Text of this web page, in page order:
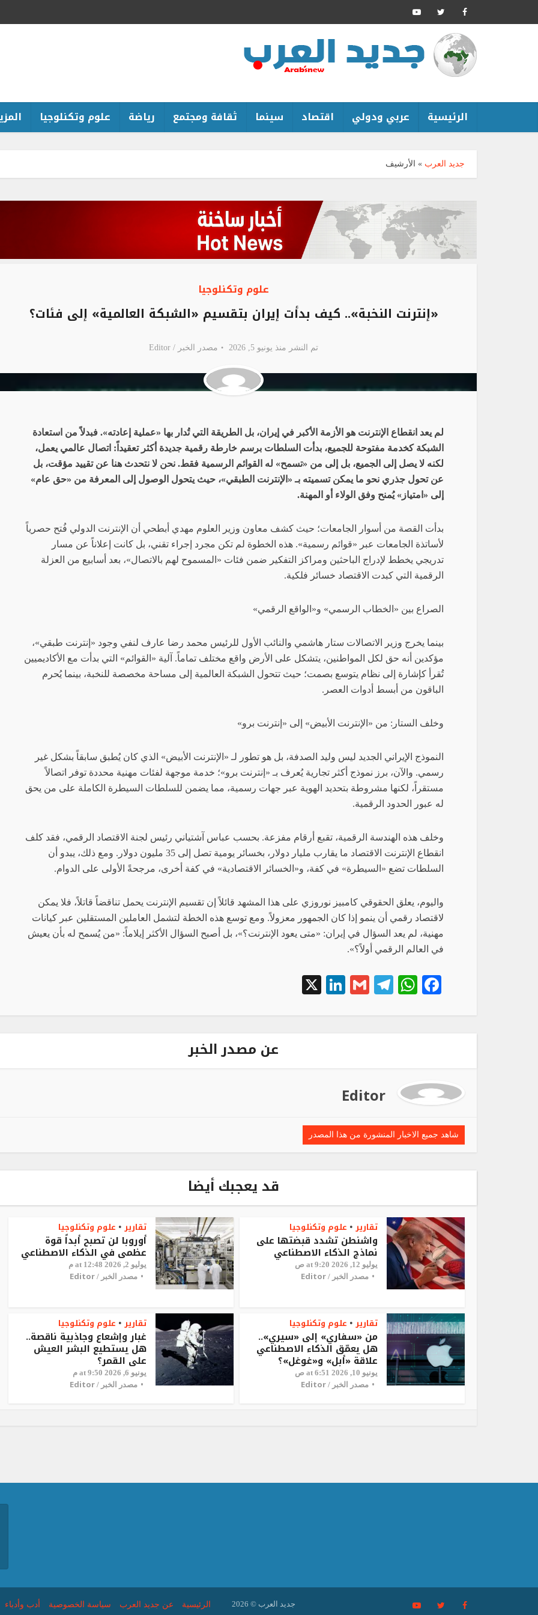
الرئيسية عربي ودولي اقتصاد سينما ثقافة ومجتمع رياضة علوم وتكنلوجيا
جديد العرب » الأرشيف
علوم وتكنلوجيا
«إنترنت النخبة».. كيف بدأت إيران بتقسيم «الشبكة العالمية» إلى فئات؟
تم النشر منذ يونيو 5, 2026 مصدر الخبر / Editor
لم يعد انقطاع الإنترنت هو الأزمة الأكبر في إيران، بل الطريقة التي تُدار بها «عملية إعادته». فبدلاً من استعادة
الشبكة كخدمة مفتوحة للجميع، بدأت السلطات برسم خارطة رقمية جديدة أكثر تعقيداً: اتصال عالمي يعمل،
لكنه لا يصل إلى الجميع، بل إلى من «تسمح» له القوائم الرسمية فقط. نحن لا نتحدث هنا عن تقييد مؤقت، بل
عن تحول جذري نحو ما يمكن تسميته بـ «الإنترنت الطبقي»، حيث يتحول الوصول إلى المعرفة من «حق عام»
إلى «امتياز» يُمنح وفق الولاء أو المهنة.
بدأت القصة من أسوار الجامعات؛ حيث كشف معاون وزير العلوم مهدي أبطحي أن الإنترنت الدولي فُتح حصرياً
لأساتذة الجامعات عبر «قوائم رسمية». هذه الخطوة لم تكن مجرد إجراء تقني، بل كانت إعلاناً عن مسار
تدريجي يخطط لإدراج الباحثين ومراكز التفكير ضمن فئات «المسموح لهم بالاتصال»، بعد أسابيع من العزلة
الرقمية التي كبدت الاقتصاد خسائر فلكية.
الصراع بين «الخطاب الرسمي» و«الواقع الرقمي»
بينما يخرج وزير الاتصالات ستار هاشمي والنائب الأول للرئيس محمد رضا عارف لنفي وجود «إنترنت طبقي»،
مؤكدين أنه حق لكل المواطنين، يتشكل على الأرض واقع مختلف تماماً. آلية «القوائم» التي بدأت مع الأكاديميين
تُقرأ كإشارة إلى نظام يتوسع بصمت؛ حيث تتحول الشبكة العالمية إلى مساحة مخصصة للنخبة، بينما يُحرم
الباقون من أبسط أدوات العصر.
وخلف الستار: من «الإنترنت الأبيض» إلى «إنترنت برو»
النموذج الإيراني الجديد ليس وليد الصدفة، بل هو تطور لـ «الإنترنت الأبيض» الذي كان يُطبق سابقاً بشكل غير
رسمي. والآن، برز نموذج أكثر تجارية يُعرف بـ «إنترنت برو»؛ خدمة موجهة لفئات مهنية محددة توفر اتصالاً
مستقراً، لكنها مشروطة بتحديد الهوية عبر جهات رسمية، مما يضمن للسلطات السيطرة الكاملة على من يحق
له عبور الحدود الرقمية.
وخلف هذه الهندسة الرقمية، تقبع أرقام مفزعة. بحسب عباس آشتياني رئيس لجنة الاقتصاد الرقمي، فقد كلف
انقطاع الإنترنت الاقتصاد ما يقارب مليار دولار، بخسائر يومية تصل إلى 35 مليون دولار. ومع ذلك، يبدو أن
السلطات تضع «السيطرة» في كفة، و«الخسائر الاقتصادية» في كفة أخرى، مرجحةً الأولى على الدوام.
واليوم، يعلق الحقوقي كامبيز نوروزي على هذا المشهد قائلاً إن تقسيم الإنترنت يحمل تناقضاً قاتلاً، فلا يمكن
لاقتصاد رقمي أن ينمو إذا كان الجمهور معزولاً. ومع توسع هذه الخطة لتشمل العاملين المستقلين عبر كيانات
مهنية، لم يعد السؤال في إيران: «متى يعود الإنترنت؟»، بل أصبح السؤال الأكثر إيلاماً: «من يُسمح له بأن يعيش
في العالم الرقمي أولاً؟».
Facebook
WhatsApp
Telegram
Gmail
LinkedIn
عن مصدر الخبر
Editor
شاهد جميع الاخبار المنشورة من هذا المصدر
قد يعجبك أيضا
تقارير • علوم وتكنلوجيا
واشنطن تشدد قبضتها على
نماذج الذكاء الاصطناعي
يوليو 12, 2026 at 9:20 ص
مصدر الخبر / Editor
تقارير • علوم وتكنلوجيا
أوروبا لن تصبح أبداً قوة
عظمى في الذكاء الاصطناعي
يوليو 2, 2026 at 12:48 م
مصدر الخبر / Editor
تقارير • علوم وتكنلوجيا
من «سفاري» إلى «سيري»..
هل يعمّق الذكاء الاصطناعي
علاقة «أبل» و«غوغل»؟
يونيو 10, 2026 at 6:51 ص
مصدر الخبر / Editor
تقارير • علوم وتكنلوجيا
غبار وإشعاع وجاذبية ناقصة..
هل يستطيع البشر العيش
على القمر؟
يونيو 6, 2026 at 9:50 م
مصدر الخبر / Editor
جديد العرب © 2026 الرئيسية عن جديد العرب سياسة الخصوصية أدب وأدباء